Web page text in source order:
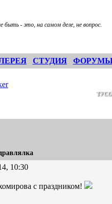
быть - это, на самом деле, не вопрос.
СТУДИЯ
10:30
с праздником!